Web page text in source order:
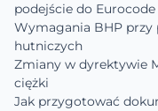
podejście do Eurocode
Wymagania BHP przy
hutniczych
Zmiany w dyrektywie
ciężki
Jak przygotować